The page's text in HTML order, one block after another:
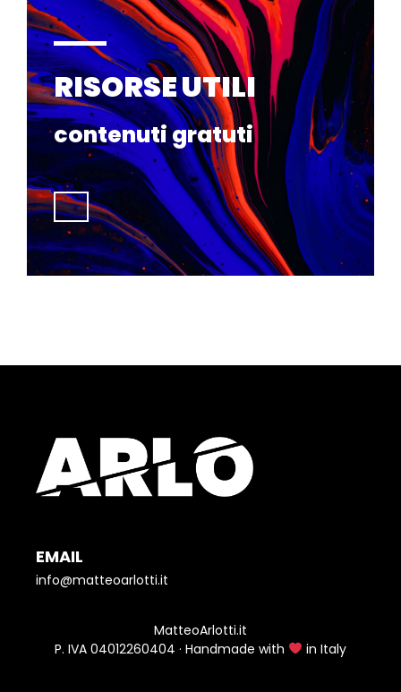
RISORSE UTILI
contenuti gratuti
EMAIL
info@matteoarlotti.it
MatteoArlotti.it
P. IVA 04012260404 · Handmade with
in Italy